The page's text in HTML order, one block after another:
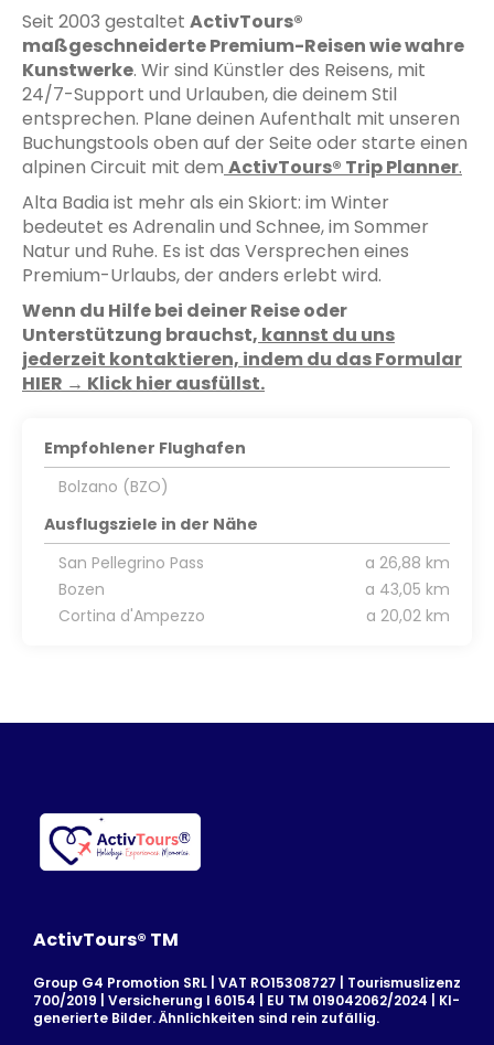
Seit 2003 gestaltet ActivTours®
maßgeschneiderte Premium-Reisen wie wahre
Kunstwerke. Wir sind Künstler des Reisens, mit
24/7-Support und Urlauben, die deinem Stil
entsprechen. Plane deinen Aufenthalt mit unseren
Buchungstools oben auf der Seite oder starte einen
alpinen Circuit mit dem ActivTours® Trip Planner.
Alta Badia ist mehr als ein Skiort: im Winter
bedeutet es Adrenalin und Schnee, im Sommer
Natur und Ruhe. Es ist das Versprechen eines
Premium-Urlaubs, der anders erlebt wird.
Wenn du Hilfe bei deiner Reise oder
Unterstützung brauchst, kannst du uns
jederzeit kontaktieren, indem du das Formular
HIER → Klick hier ausfüllst.
Empfohlener Flughafen
Bolzano (BZO)
Ausflugsziele in der Nähe
San Pellegrino Pass
a 26,88 km
Bozen
a 43,05 km
Cortina d'Ampezzo
a 20,02 km
ActivTours® TM
Group G4 Promotion SRL | VAT RO15308727 | Tourismuslizenz
700/2019 | Versicherung I 60154 | EU TM 019042062/2024 | KI-
generierte Bilder. Ähnlichkeiten sind rein zufällig.